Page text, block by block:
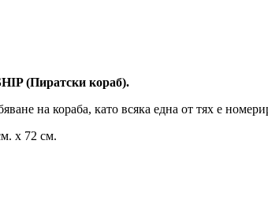
(Пиратски кораб).
на кораба, като всяка една от тях е
х 72 см.